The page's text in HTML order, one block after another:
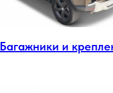
Багажники и